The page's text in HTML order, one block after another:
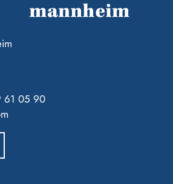
61 05 90